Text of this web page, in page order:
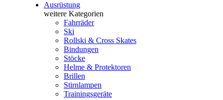
Ausrüstung
weitere Kategorien
Fahrräder
Ski
Rollski & Cross Skates
Bindungen
Stöcke
Helme & Protektoren
Brillen
Stirnlampen
Trainingsgeräte